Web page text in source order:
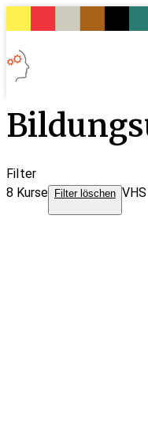
Filter
8 Kurse Filter löschen